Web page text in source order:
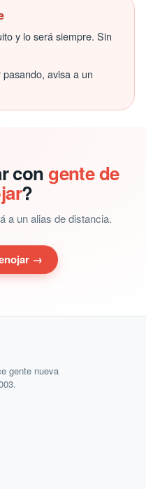
y lo será siempre. Sin
avisa a un
con gente de
?
a un alias de distancia.
→
gente nueva